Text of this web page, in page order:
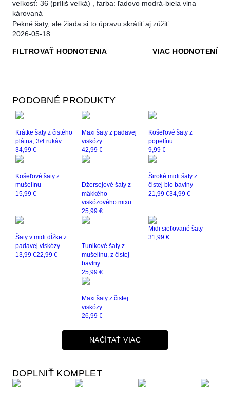
veľkosť: 36 (príliš veľká)
farba: ľadovo modrá-biela vlna
károvaná
Pekné šaty, ale žiada si to úpravu skrátiť aj zúžiť
2026-05-18
FILTROVAŤ HODNOTENIA VIAC HODNOTENÍ
PODOBNÉ PRODUKTY
Krátke šaty z čistého
plátna, 3/4 rukáv
34,99 €
Maxi šaty z padavej
viskózy
42,99 €
Košeľové šaty z
popelínu
9,99 €
Košeľové šaty z
mušelínu
15,99 €
Džersejové šaty z
mäkkého
viskózového mixu
25,99 €
Široké midi šaty z
čistej bio bavlny
21,99 €34,99 €
Šaty v midi dĺžke z
padavej viskózy
13,99 €22,99 €
Tunikové šaty z
mušelínu, z čistej
bavlny
25,99 €
Midi sieťované šaty
31,99 €
Maxi šaty z čistej
viskózy
26,99 €
NAČÍTAŤ VIAC
DOPLNIŤ KOMPLET